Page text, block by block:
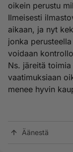
oikein perustu
Ilmeisesti
aikaan, ja nyt
jonka
voidaan
Ns. järeitä
vaatimuksiaan
menee hyvin
Äänestä